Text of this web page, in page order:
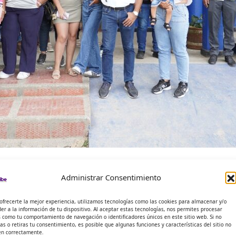
Administrar Consentimiento
la mejor experiencia, utilizamos tecnologías como las cookies para almacenar y/o
a la información de tu dispositivo. Al aceptar estas tecnologías, nos permites procesar
como tu comportamiento de navegación o identificadores únicos en este sitio web. Si no
o retiras tu consentimiento, es posible que algunas funciones y características del sitio no
correctamente.
Superior en la Capital Ecológica
de Minca
PEÑA